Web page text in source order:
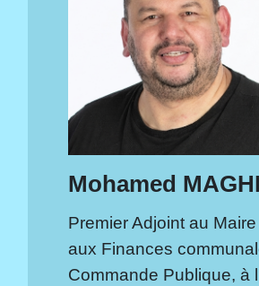
Mohamed
Premier Adjoint au
aux Finances
Commande Publique, à